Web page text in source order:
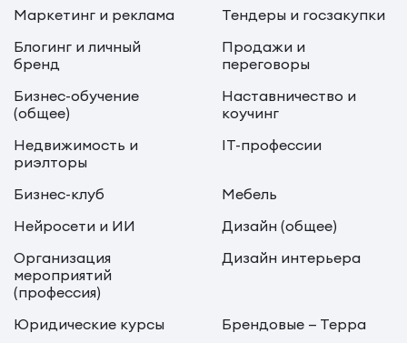
Маркетинг и реклама
Тендеры и госзакупки
Блогинг и личный
бренд
Продажи и
переговоры
Бизнес-обучение
(общее)
Наставничество и
коучинг
Недвижимость и
риэлторы
IT-профессии
Бизнес-клуб
Мебель
Нейросети и ИИ
Дизайн (общее)
Организация
мероприятий
(профессия)
Дизайн интерьера
Юридические курсы
Брендовые — Терра